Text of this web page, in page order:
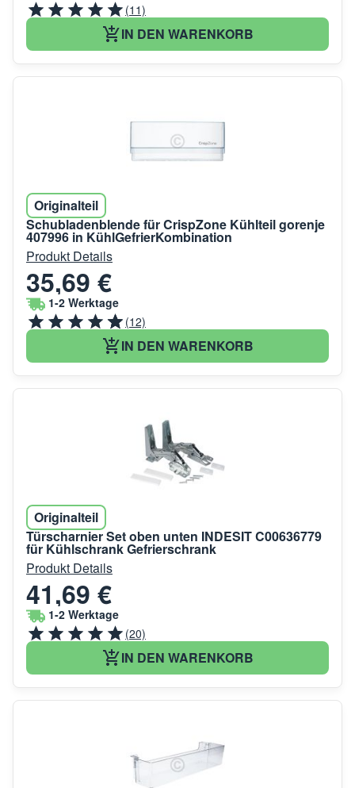
(11)
IN DEN WARENKORB
Originalteil
Schubladenblende für CrispZone Kühlteil gorenje
407996 in KühlGefrierKombination
Produkt Details
35,69 €
1-2 Werktage
(12)
IN DEN WARENKORB
Originalteil
Türscharnier Set oben unten INDESIT C00636779
für Kühlschrank Gefrierschrank
Produkt Details
41,69 €
1-2 Werktage
(20)
IN DEN WARENKORB